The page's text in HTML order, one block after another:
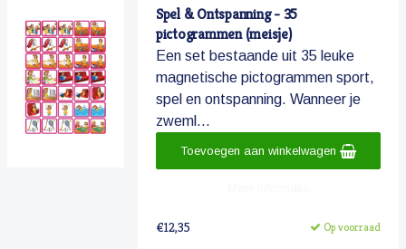
Spel & Ontspanning - 35
pictogrammen (meisje)
Een set bestaande uit 35 leuke
magnetische pictogrammen sport,
spel en ontspanning. Wanneer je
zweml...
€12,35 Op voorraad
Toevoegen aan winkelwagen